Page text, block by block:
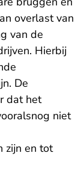
overlast van
van de
Hierbij
De
dat het
niet
zijn en tot